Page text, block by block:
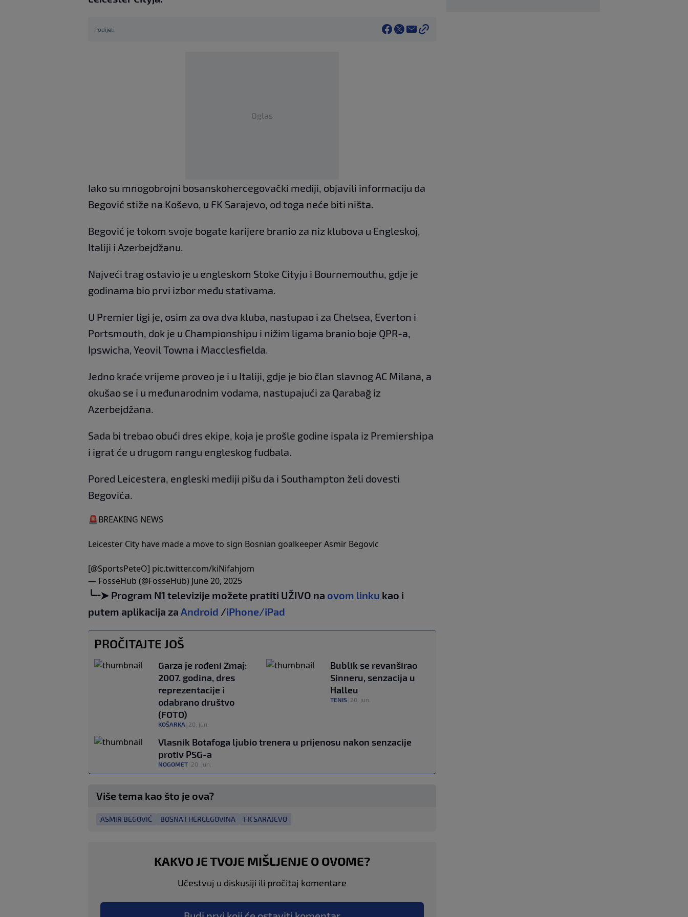
Podijeli
Oglas
Iako su mnogobrojni bosanskohercegovački mediji, objavili informaciju da
Begović stiže na Koševo, u FK Sarajevo, od toga neće biti ništa.
Begović je tokom svoje bogate karijere branio za niz klubova u Engleskoj,
Italiji i Azerbejdžanu.
Najveći trag ostavio je u engleskom Stoke Cityju i Bournemouthu, gdje je
godinama bio prvi izbor među stativama.
U Premier ligi je, osim za ova dva kluba, nastupao i za Chelsea, Everton i
Portsmouth, dok je u Championshipu i nižim ligama branio boje QPR-a,
Ipswicha, Yeovil Towna i Macclesfielda.
Jedno kraće vrijeme proveo je i u Italiji, gdje je bio član slavnog AC Milana, a
okušao se i u međunarodnim vodama, nastupajući za Qarabağ iz
Azerbejdžana.
Sada bi trebao obući dres ekipe, koja je prošle godine ispala iz Premiershipa
i igrat će u drugom rangu engleskog fudbala.
Pored Leicestera, engleski mediji pišu da i Southampton želi dovesti
Begovića.
🚨BREAKING NEWS
Leicester City have made a move to sign Bosnian goalkeeper Asmir Begovic
[@SportsPeteO] pic.twitter.com/kiNifahjom
— FosseHub (@FosseHub) June 20, 2025
╰┈➤ Program N1 televizije možete pratiti UŽIVO na ovom linku kao i
putem aplikacija za Android /iPhone/iPad
PROČITAJTE JOŠ
Garza je rođeni Zmaj:
2007. godina, dres
reprezentacije i
odabrano društvo
(FOTO)
KOŠARKA 20. jun.
Bublik se revanširao
Sinneru, senzacija u
Halleu
TENIS 20. jun.
Vlasnik Botafoga ljubio trenera u prijenosu nakon senzacije
protiv PSG-a
NOGOMET 20. jun.
Više tema kao što je ova?
ASMIR BEGOVIĆ BOSNA I HERCEGOVINA FK SARAJEVO
KAKVO JE TVOJE MIŠLJENJE O OVOME?
Učestvuj u diskusiji ili pročitaj komentare